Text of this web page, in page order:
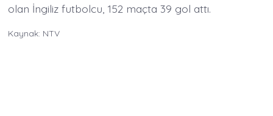
olan İngiliz futbolcu, 152 maçta 39 gol attı.
Kaynak: NTV